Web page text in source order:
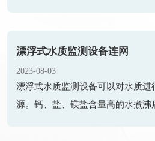
漂浮式水质监测设备连网
2023-08-03
漂浮式水质监测设备可以对水质进
源。钙、盐、镁盐含量高的水煮沸